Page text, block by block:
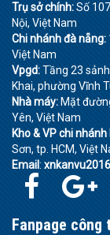
Trụ sở chính:Số
Nội, Việt Nam
Chi nhánh đà nẵng:
Việt Nam
Vpgd:Tầng 23
Khai, phường Vĩnh
Nhà máy: Mặt
Yên, Việt Nam
Kho & VP chi nhánh
Sơn, tp. HCM, Việt
Email:
Fanpage công